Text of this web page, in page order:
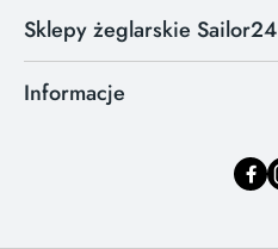
Sklepy żeglarskie Sailor24
Informacje